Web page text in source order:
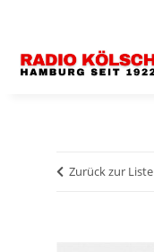
Zurück zur Liste